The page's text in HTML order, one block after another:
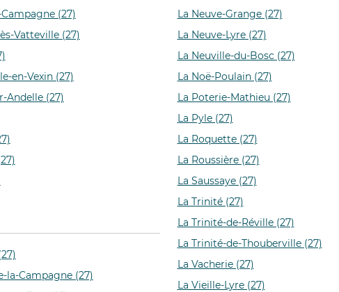
(27)
Vatteville (27)
en-Vexin (27)
Andelle (27)
la-Campagne (27)
La Neuve-Grange (27)
La Neuve-Lyre (27)
La Neuville-du-Bosc (27)
La Noë-Poulain (27)
La Poterie-Mathieu (27)
La Pyle (27)
La Roquette (27)
La Roussière (27)
La Saussaye (27)
La Trinité (27)
La Trinité-de-Réville (27)
La Trinité-de-Thouberville (27)
La Vacherie (27)
La Vieille-Lyre (27)